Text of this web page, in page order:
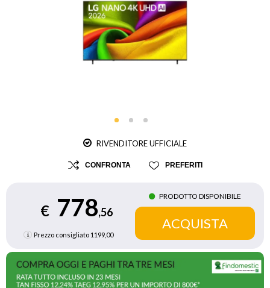
RIVENDITORE UFFICIALE
CONFRONTA PREFERITI
€ 778,56
Prezzo consigliato 1199,00
PRODOTTO DISPONIBILE